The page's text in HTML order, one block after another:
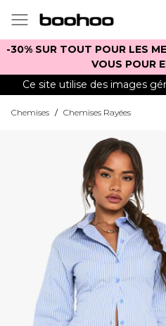
-30% SUR TOUT POUR LES
VOUS POUR
Ce site utilise des images
Chemises / Chemises Rayées